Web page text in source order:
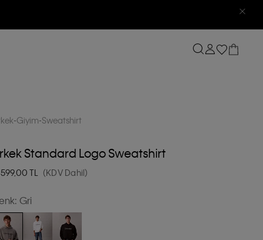
Giyim Sweatshirt
Standard Logo Sweatshirt
TL (KDV Dahil)
Gri